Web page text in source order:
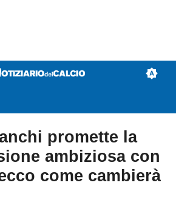
promette la
ambiziosa con
come cambierà